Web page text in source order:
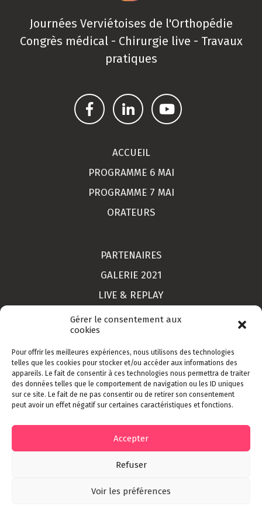
Gérer le consentement aux
cookies
Pour offrir les meilleures expériences, nous utilisons des technologies
telles que les cookies pour stocker et/ou accéder aux informations des
appareils. Le fait de consentir à ces technologies nous permettra de traiter
des données telles que le comportement de navigation ou les ID uniques
sur ce site. Le fait de ne pas consentir ou de retirer son consentement
peut avoir un effet négatif sur certaines caractéristiques et fonctions.
Accepter
Refuser
Voir les préférences
Journées Verviétoises de l'Orthopédie
Congrès médical - Chirurgie live - Travaux
pratiques
ACCUEIL
PROGRAMME 6 MAI
PROGRAMME 7 MAI
ORATEURS
PARTENAIRES
GALERIE 2021
LIVE & REPLAY
MON COMPTE
LIEU
CONTACT
INSCRIPTION
Push Créatifs. Tout droit réservés 2022